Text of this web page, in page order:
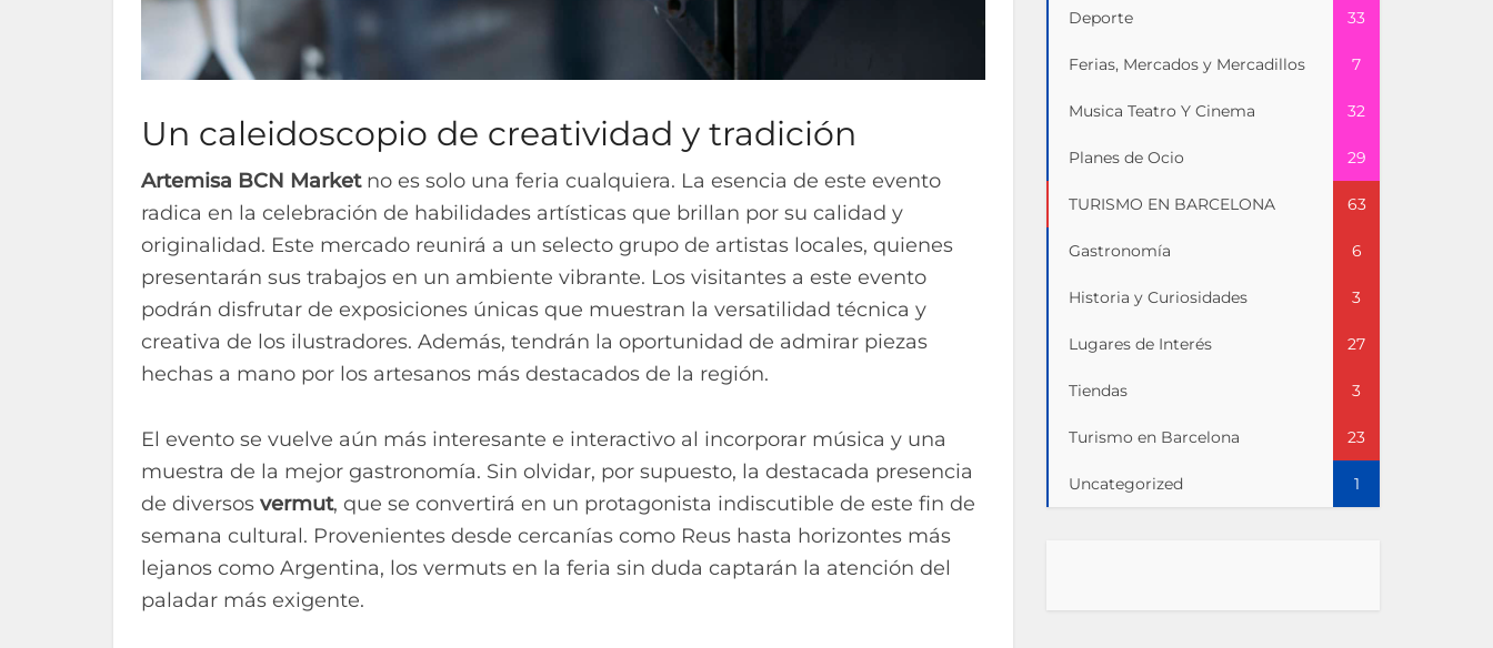
Un caleidoscopio de creatividad y tradición
Artemisa BCN Marketno es solo una feria cualquiera. La esencia de este evento
radica en la celebración de habilidades artísticas que brillan por su calidad y
originalidad. Este mercado reunirá a un selecto grupo de artistas locales, quienes
presentarán sus trabajos en un ambiente vibrante. Los visitantes a este evento
podrán disfrutar de exposiciones únicas que muestran la versatilidad técnica y
creativa de los ilustradores. Además, tendrán la oportunidad de admirar piezas
hechas a mano por los artesanos más destacados de la región.
El evento se vuelve aún más interesante e interactivo al incorporar música y una
muestra de la mejor gastronomía. Sin olvidar, por supuesto, la destacada presencia
de diversos vermut, que se convertirá en un protagonista indiscutible de este fin de
semana cultural. Provenientes desde cercanías como Reus hasta horizontes más
lejanos como Argentina, los vermuts en la feria sin duda captarán la atención del
paladar más exigente.
Deporte 33
Ferias, Mercados y Mercadillos 7
Musica Teatro Y Cinema 32
Planes de Ocio 29
TURISMO EN BARCELONA 63
Gastronomía 6
Historia y Curiosidades 3
Lugares de Interés 27
Tiendas 3
Turismo en Barcelona 23
Uncategorized 1